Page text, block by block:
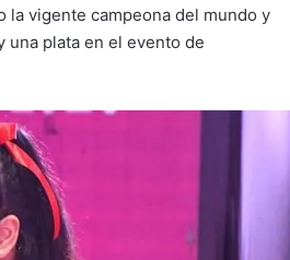
la vigente campeona del mundo y
plata en el evento de